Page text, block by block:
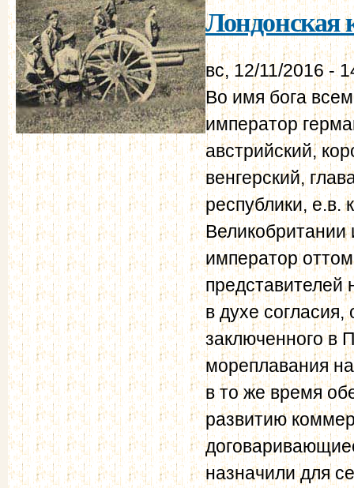
Лондонская
вс, 12/11/2016 -
Во имя бога
император
австрийский,
венгерский,
республики, е.в.
Великобритании
император
в духе
заключенного в
мореплавания
в то же время
развитию
назначили для